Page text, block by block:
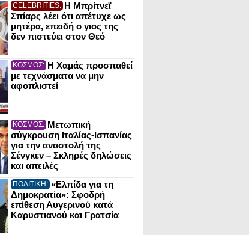
CELEBRITIES: Η Μπρίτνεϊ
Σπίαρς λέει ότι απέτυχε ως
μητέρα, επειδή ο γιος της
δεν πιστεύει στον Θεό
ΚΟΣΜΟΣ: Η Χαμάς προσπαθεί
με τεχνάσματα να μην
αφοπλιστεί
ΚΟΣΜΟΣ: Μετωπική
σύγκρουση Ιταλίας-Ισπανίας
για την αναστολή της
Σένγκεν – Σκληρές δηλώσεις
και απειλές
ΠΟΛΙΤΙΚΗ: «Ελπίδα για τη
Δημοκρατία»: Σφοδρή
επίθεση Αυγερινού κατά
Καρυστιανού και Γρατσία